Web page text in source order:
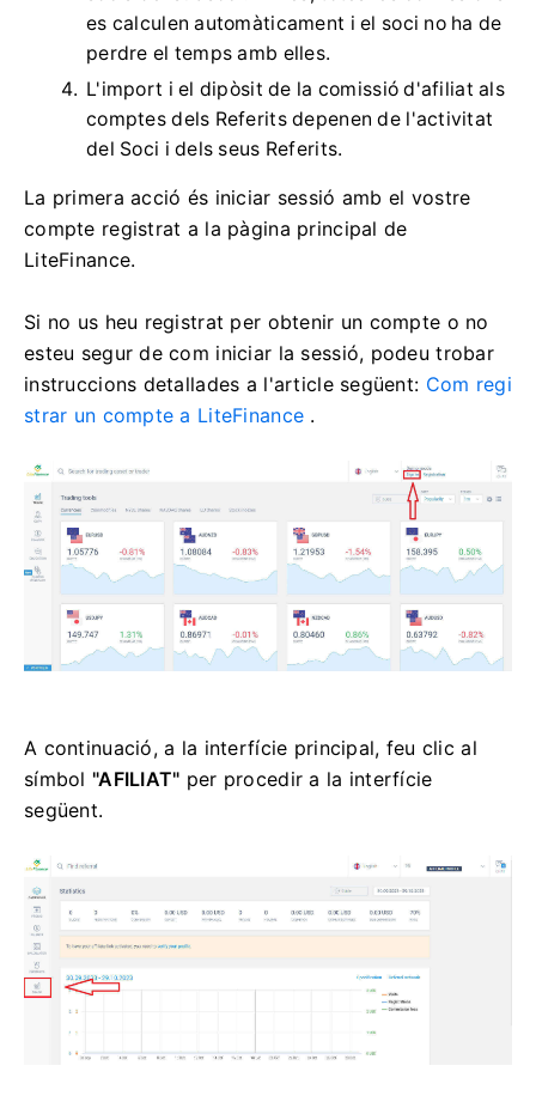
es calculen automàticament i el soci no ha de
perdre el temps amb elles.
L'import i el dipòsit de la comissió d'afiliat als
comptes dels Referits depenen de l'activitat
del Soci i dels seus Referits.
La primera acció és iniciar sessió amb el vostre
compte registrat a la pàgina principal de
LiteFinance.
Si no us heu registrat per obtenir un compte o no
esteu segur de com iniciar la sessió, podeu trobar
instruccions detallades a l'article següent: Com regi
strar un compte a LiteFinance .
A continuació, a la interfície principal, feu clic al
símbol "AFILIAT" per procedir a la interfície
següent.